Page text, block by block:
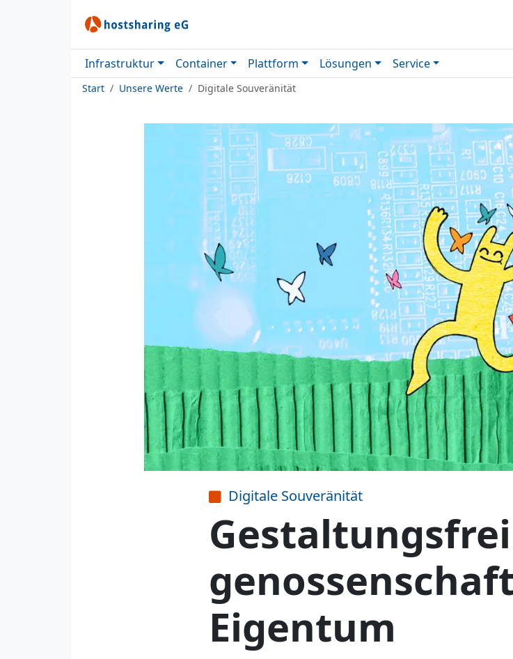
Infrastruktur Container Plattform Lösungen Service
Start Unsere Werte Digitale Souveränität
Digitale Souveränität
Eigentum